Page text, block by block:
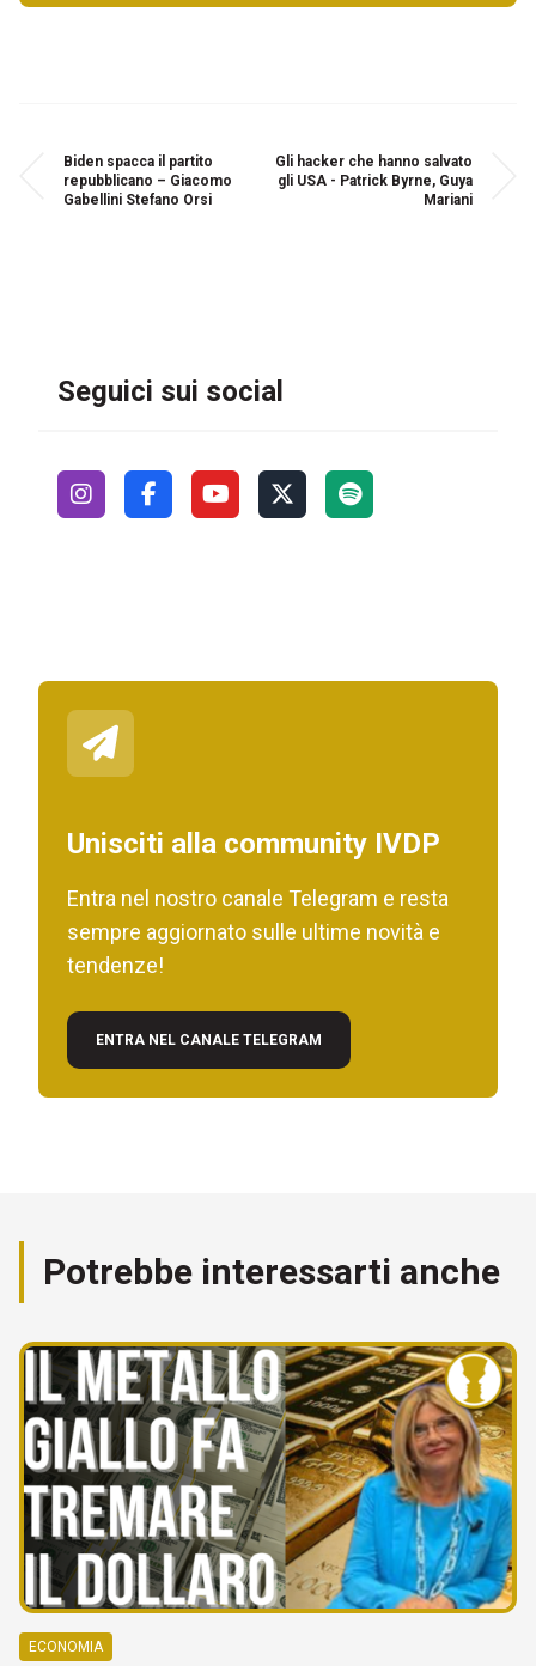
Biden spacca il partito
repubblicano – Giacomo
Gabellini Stefano Orsi
Gli hacker che hanno salvato
gli USA - Patrick Byrne, Guya
Mariani
Seguici sui social
Unisciti alla community IVDP
Entra nel nostro canale Telegram e resta
sempre aggiornato sulle ultime novità e
tendenze!
ENTRA NEL CANALE TELEGRAM
Potrebbe interessarti anche
ECONOMIA